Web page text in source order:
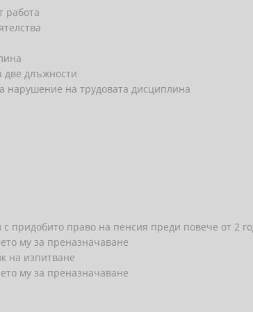
работа
две длъжности
нарушение на трудовата дисциплина
придобито право на пенсия преди повече от 2
му за преназначаване
на изпитване
му за преназначаване